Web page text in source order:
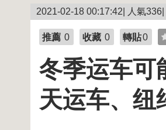
2021-02-18 00:17:42| 人氣336|
推薦 0 收藏 0 轉貼0
冬季运车可
天运车、纽